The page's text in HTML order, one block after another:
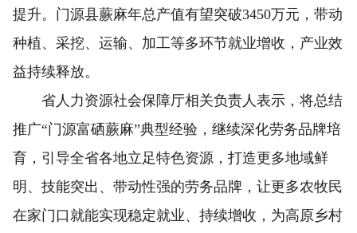
提升。门源县蕨麻年总产值有望突破3450万元，带动
种植、采挖、运输、加工等多环节就业增收，产业效
益持续释放。
省人力资源社会保障厅相关负责人表示，将总结
推广“门源富硒蕨麻”典型经验，继续深化劳务品牌培
育，引导全省各地立足特色资源，打造更多地域鲜
明、技能突出、带动性强的劳务品牌，让更多农牧民
在家门口就能实现稳定就业、持续增收，为高原乡村